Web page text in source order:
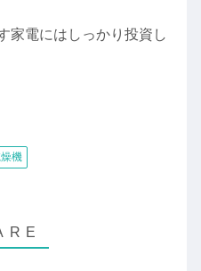
家電にはしっかり投資し
機